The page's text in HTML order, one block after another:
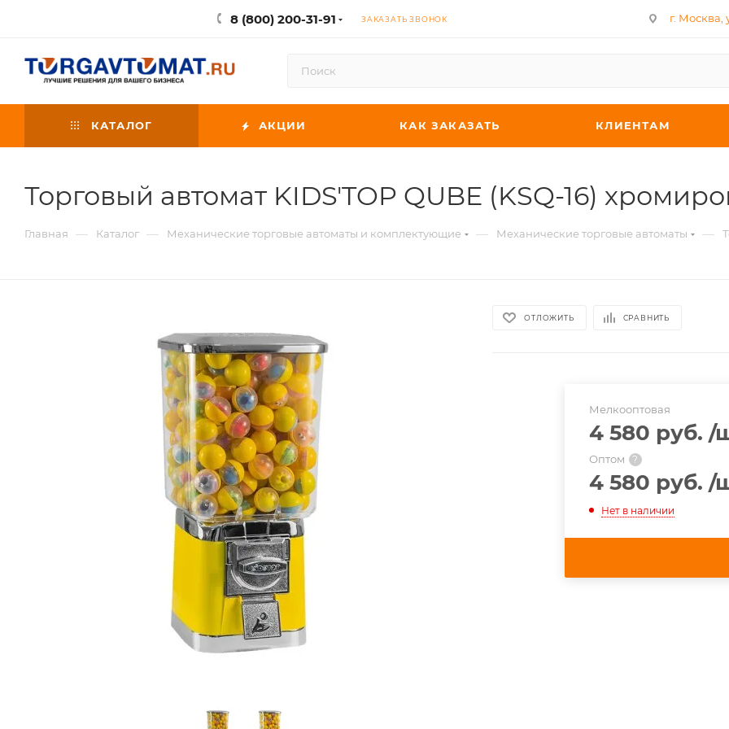
8 (800) 200-31-91 ЗАКАЗАТЬ ЗВОНОК г. Москва,
КАТАЛОГ АКЦИИ КАК ЗАКАЗАТЬ КЛИЕНТАМ
Торговый автомат KIDS'TOP QUBE (KSQ-16)
Главная — Каталог — Механические торговые автоматы и комплектующие — Механические торговые автоматы —
ОТЛОЖИТЬ СРАВНИТЬ
Мелкооптовая
4 580 руб. /
Оптом ?
4 580 руб. /
Нет в наличии